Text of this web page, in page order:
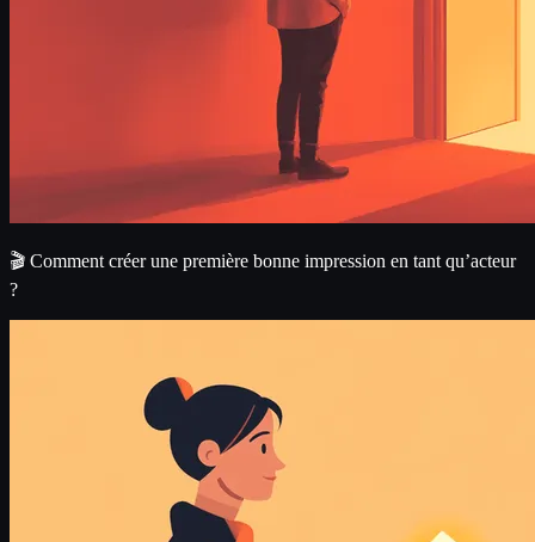
🎬 Comment créer une première bonne impression en tant qu’acteur
?